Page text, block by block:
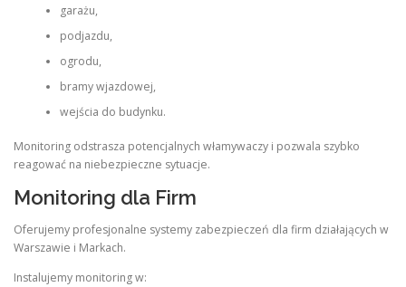
garażu,
podjazdu,
ogrodu,
bramy wjazdowej,
wejścia do budynku.
Monitoring odstrasza potencjalnych włamywaczy i pozwala szybko
reagować na niebezpieczne sytuacje.
Monitoring dla Firm
Oferujemy profesjonalne systemy zabezpieczeń dla firm działających w
Warszawie i Markach.
Instalujemy monitoring w: